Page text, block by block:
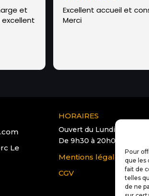
Pour
que les
fait de
telles
de ne
et
excellent
Excellent accueil et
Merci
Le
HORAIRES
Ouvert du Lundi au Samedi
De 9h30 à 20h00
Mentions légales
CGV